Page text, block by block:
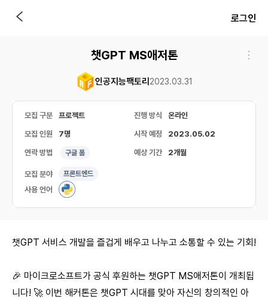
로그인
챗GPT MS애저톤
인공지능팩토리 2023.03.31
모집 구분 프로젝트 진행 방식 온라인
모집 인원 7명 시작 예정 2023.05.02
연락 방법 구글 폼 예상 기간 2개월
모집 분야 프론트엔드
사용 언어
챗GPT 서비스 개발을 즐겁게 배우고 나누고 소통할 수 있는 기회!
🎉 마이크로소프트가 공식 후원하는 챗GPT MS애저톤이 개최됩
니다! 🚀 이번 해커톤은 챗GPT 시대를 맞아 자신의 창의적인 아